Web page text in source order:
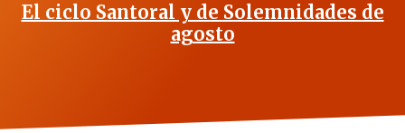
El ciclo Santoral y de Solemnidades de
agosto